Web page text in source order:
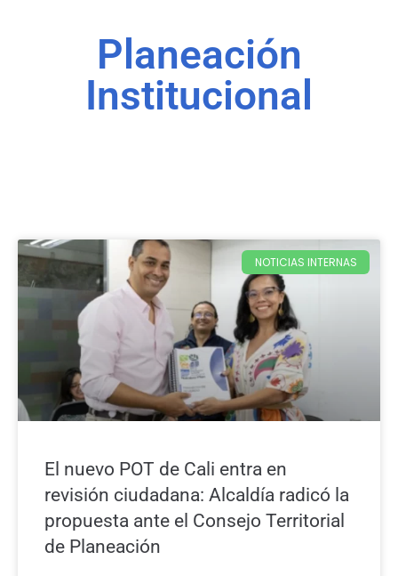
Planeación
Institucional
NOTICIAS INTERNAS
El nuevo POT de Cali entra en
revisión ciudadana: Alcaldía radicó la
propuesta ante el Consejo Territorial
de Planeación